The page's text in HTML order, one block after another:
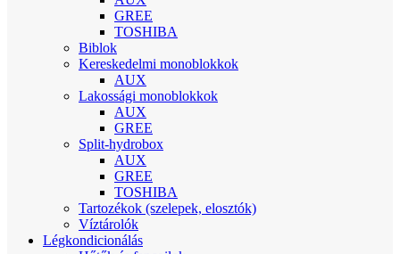
GREE
TOSHIBA
Biblok
Kereskedelmi monoblokkok
AUX
Lakossági monoblokkok
AUX
GREE
Split-hydrobox
AUX
GREE
TOSHIBA
Tartozékok (szelepek, elosztók)
Víztárolók
Légkondicionálás